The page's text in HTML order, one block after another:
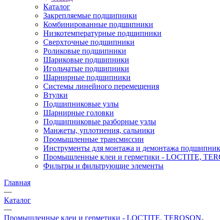
Каталог
Закрепляемые подшипники
Комбинированные подшипники
Низкотемпературные подшипники
Сверхточные подшипники
Роликовые подшипники
Шариковые подшипники
Игольчатые подшипники
Шарнирные подшипники
Системы линейного перемещения
Втулки
Подшипниковые узлы
Шарнирные головки
Подшипниковые разборные узлы
Манжеты, уплотнения, сальники
Промышленные трансмиссии
Инструменты для монтажа и демонтажа
Промышленные клеи и герметики - LOCTITE,
Фильтры и фильтрующие элементы
Главная
—
Каталог
—
Промышленные клеи и герметики - LOCTITE, TEROSON